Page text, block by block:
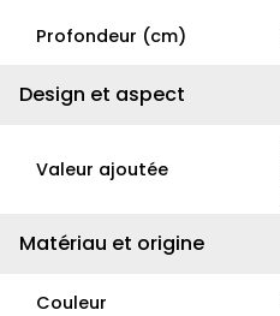
Profondeur (cm)
Design et aspect
Valeur ajoutée
Matériau et origine
Couleur